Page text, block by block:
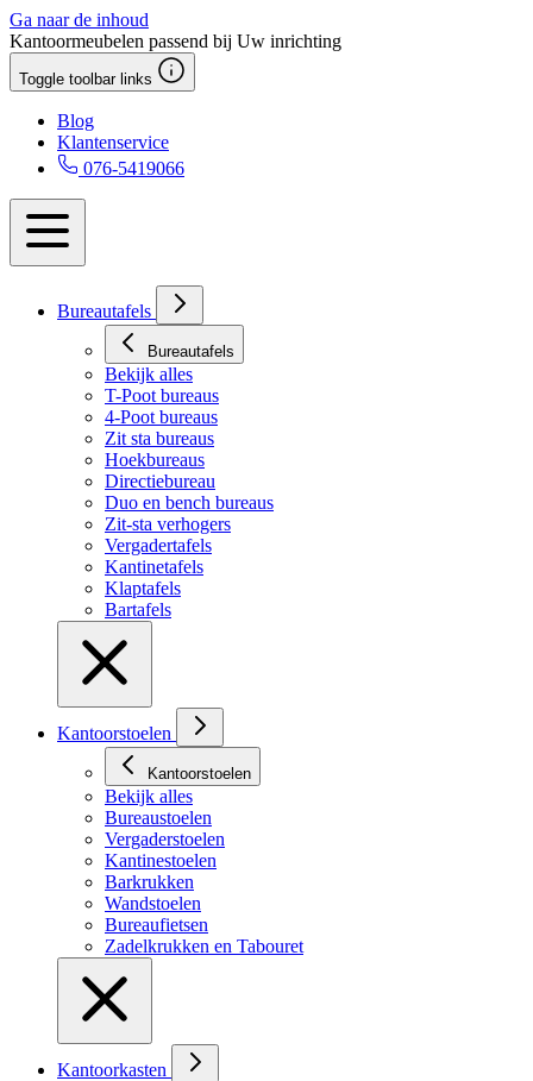
Ga naar de inhoud
Kantoormeubelen passend bij Uw inrichting
Toggle toolbar links
Blog
Klantenservice
076-5419066
Bureautafels
Bureautafels
Bekijk alles
T-Poot bureaus
4-Poot bureaus
Zit sta bureaus
Hoekbureaus
Directiebureau
Duo en bench bureaus
Zit-sta verhogers
Vergadertafels
Kantinetafels
Klaptafels
Bartafels
Kantoorstoelen
Kantoorstoelen
Bekijk alles
Bureaustoelen
Vergaderstoelen
Kantinestoelen
Barkrukken
Wandstoelen
Bureaufietsen
Zadelkrukken en Tabouret
Kantoorkasten